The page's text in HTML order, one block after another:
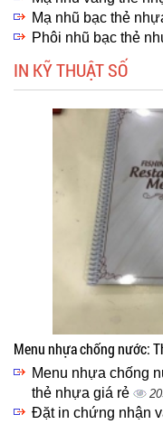
Mạ nhũ bạc thẻ
Phôi nhũ bạc thẻ
IN KỸ THUẬT SỐ
Menu nhựa chống nước:
Menu nhựa chống
thẻ nhựa giá rẻ
Đặt in chứng nhận